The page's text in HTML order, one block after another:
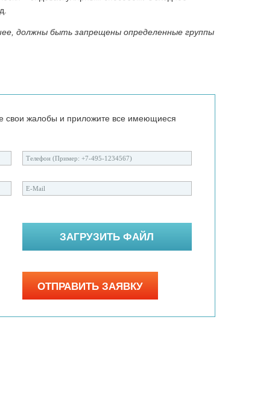
должны быть запрещены определенные группы
свои жалобы и приложите все имеющиеся